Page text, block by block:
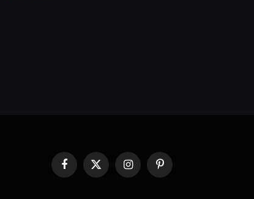
Facebook
X
InstagramPinterest